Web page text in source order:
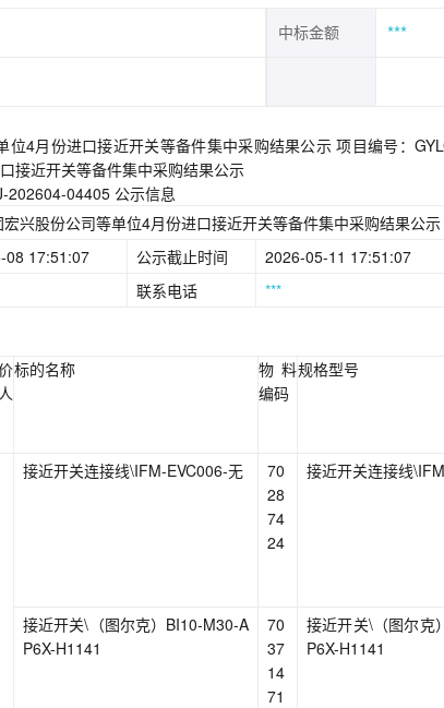
中标金额 ***
位4月份进口接近开关等备件集中采购结果公示 项目编号：
接近开关等备件集中采购结果公示
202604-04405 公示信息
兴股份公司等单位4月份进口接近开关等备件集中采购结果公示
08 17:51:07 公示截止时间
2026-05-11 17:51:07
联系电话 ***
标的名称
物料
编码
规格型号
接近开关连接线\IFM-EVC006-无
70
28
74
24
接近开关连接线
接近开关\（图尔克）BI10-M30-A
P6X-H1141
70
37
14
71
接近开关\（图尔克
P6X-H1141